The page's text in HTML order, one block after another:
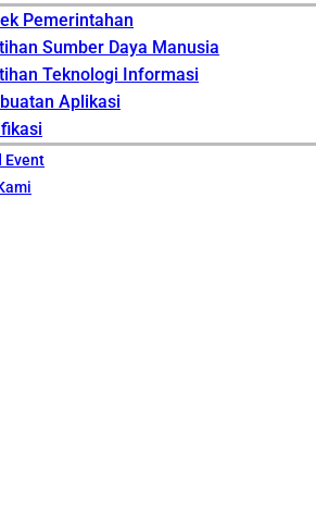
Pemerintahan
Sumber Daya Manusia
Teknologi Informasi
Aplikasi
Event